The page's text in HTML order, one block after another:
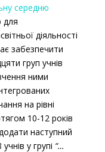
середню
для
діяльності
забезпечити
груп учнів
ними
на рівні
10-12 років
наступний
у групі “…